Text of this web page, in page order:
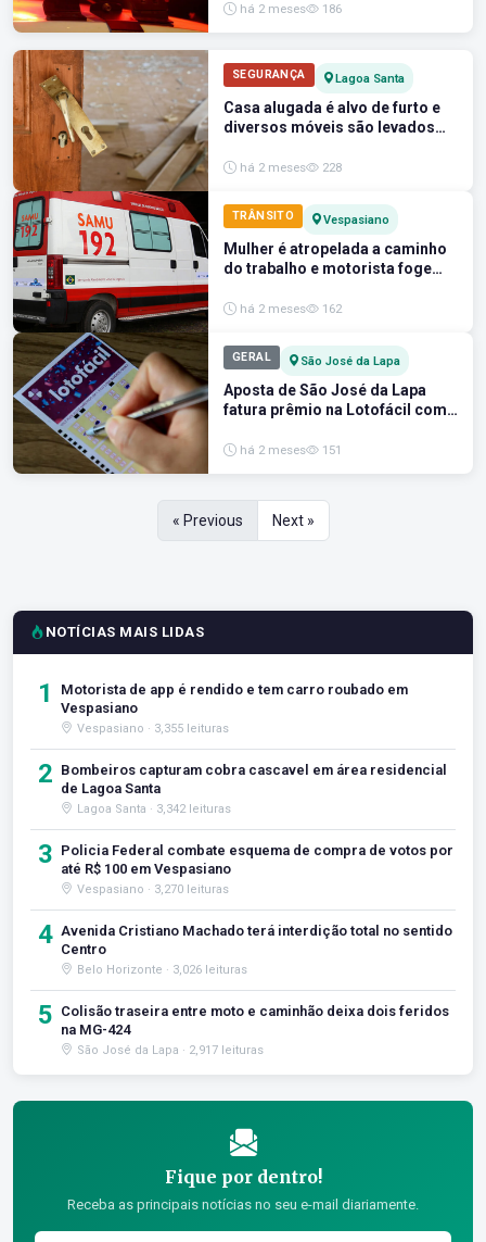
há 2 meses 186
SEGURANÇA Lagoa Santa
Casa alugada é alvo de furto e
diversos móveis são levados
há 2 meses 228
TRÂNSITO Vespasiano
Mulher é atropelada a caminho
do trabalho e motorista foge
há 2 meses 162
GERAL São José da Lapa
Aposta de São José da Lapa
fatura prêmio na Lotofácil com
há 2 meses 151
« Previous Next »
NOTÍCIAS MAIS LIDAS
1
Motorista de app é rendido e tem carro roubado em
Vespasiano
Vespasiano · 3,355 leituras
2 Bombeiros capturam cobra cascavel em área residencial
de Lagoa Santa
Lagoa Santa · 3,342 leituras
3 Policia Federal combate esquema de compra de votos por
até R$ 100 em Vespasiano
Vespasiano · 3,270 leituras
4 Avenida Cristiano Machado terá interdição total no sentido
Centro
Belo Horizonte · 3,026 leituras
5 Colisão traseira entre moto e caminhão deixa dois feridos
na MG-424
São José da Lapa · 2,917 leituras
Fique por dentro!
Receba as principais notícias no seu e-mail diariamente.